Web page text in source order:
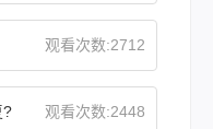
观看次数:2712
? 观看次数:2448